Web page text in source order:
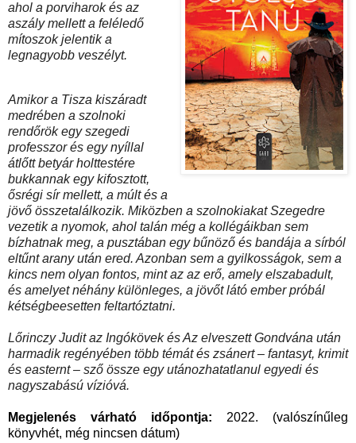
ahol a porviharok és az
aszály mellett a feléledő
mítoszok jelentik a
legnagyobb veszélyt.
Amikor a Tisza kiszáradt
medrében a szolnoki
rendőrök egy szegedi
professzor és egy nyíllal
átlőtt betyár holttestére
bukkannak egy kifosztott,
ősrégi sír mellett, a múlt és a
jövő összetalálkozik. Miközben a szolnokiakat Szegedre
vezetik a nyomok, ahol talán még a kollégáikban sem
bízhatnak meg, a pusztában egy bűnöző és bandája a sírból
eltűnt arany után ered. Azonban sem a gyilkosságok, sem a
kincs nem olyan fontos, mint az az erő, amely elszabadult,
és amelyet néhány különleges, a jövőt látó ember próbál
kétségbeesetten feltartóztatni.
Lőrinczy Judit az Ingókövek és Az elveszett Gondvána után
harmadik regényében több témát és zsánert – fantasyt, krimit
és easternt – sző össze egy utánozhatatlanul egyedi és
nagyszabású vízióvá.
Megjelenés várható időpontja: 2022. (valószínűleg
könyvhét, még nincsen dátum)